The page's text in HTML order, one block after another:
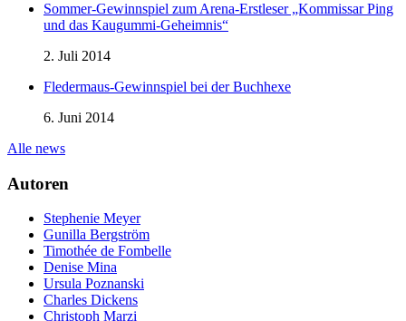
Sommer-Gewinnspiel zum Arena-Erstleser „Kommissar Ping
und das Kaugummi-Geheimnis“
2. Juli 2014
Fledermaus-Gewinnspiel bei der Buchhexe
6. Juni 2014
Alle news
Autoren
Stephenie Meyer
Gunilla Bergström
Timothée de Fombelle
Denise Mina
Ursula Poznanski
Charles Dickens
Christoph Marzi